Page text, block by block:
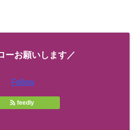
ーお願いします／
Follow
feedly